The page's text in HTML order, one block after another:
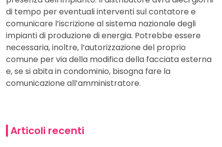
di tempo per eventuali interventi sul contatore e
comunicare l’iscrizione al sistema nazionale degli
impianti di produzione di energia. Potrebbe essere
necessaria, inoltre, l’autorizzazione del proprio
comune per via della modifica della facciata esterna
e, se si abita in condominio, bisogna fare la
comunicazione all’amministratore.
Articoli recenti